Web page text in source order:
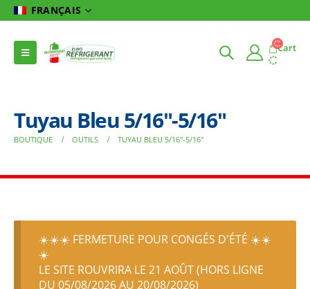
FRANÇAIS
Cart
Tuyau Bleu 5/16″-5/16″
BOUTIQUE OUTILS TUYAU BLEU 5/16″-5/16″
☀️☀️☀️ FERMETURE POUR CONGÉS D'ÉTÉ ☀️☀️
☀️
LE SITE ROUVRIRA LE 21 AOÛT (HORS LIGNE
DU 05/08/2026 AU 20/08/2026)